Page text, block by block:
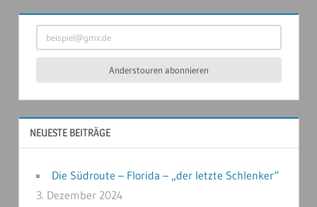
Beiträge
beispiel@gmx.de
Anderstouren abonnieren
NEUESTE BEITRÄGE
Die Südroute – Florida – „der letzte Schlenker“
3. Dezember 2024